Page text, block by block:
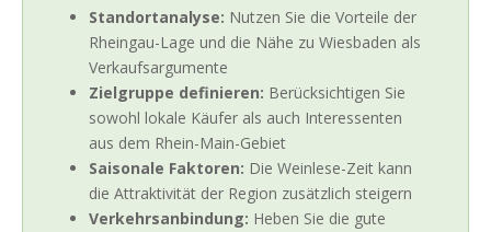
Standortanalyse: Nutzen Sie die Vorteile der
Rheingau-Lage und die Nähe zu Wiesbaden als
Verkaufsargumente
Zielgruppe definieren: Berücksichtigen Sie
sowohl lokale Käufer als auch Interessenten
aus dem Rhein-Main-Gebiet
Saisonale Faktoren: Die Weinlese-Zeit kann
die Attraktivität der Region zusätzlich steigern
Verkehrsanbindung: Heben Sie die gute